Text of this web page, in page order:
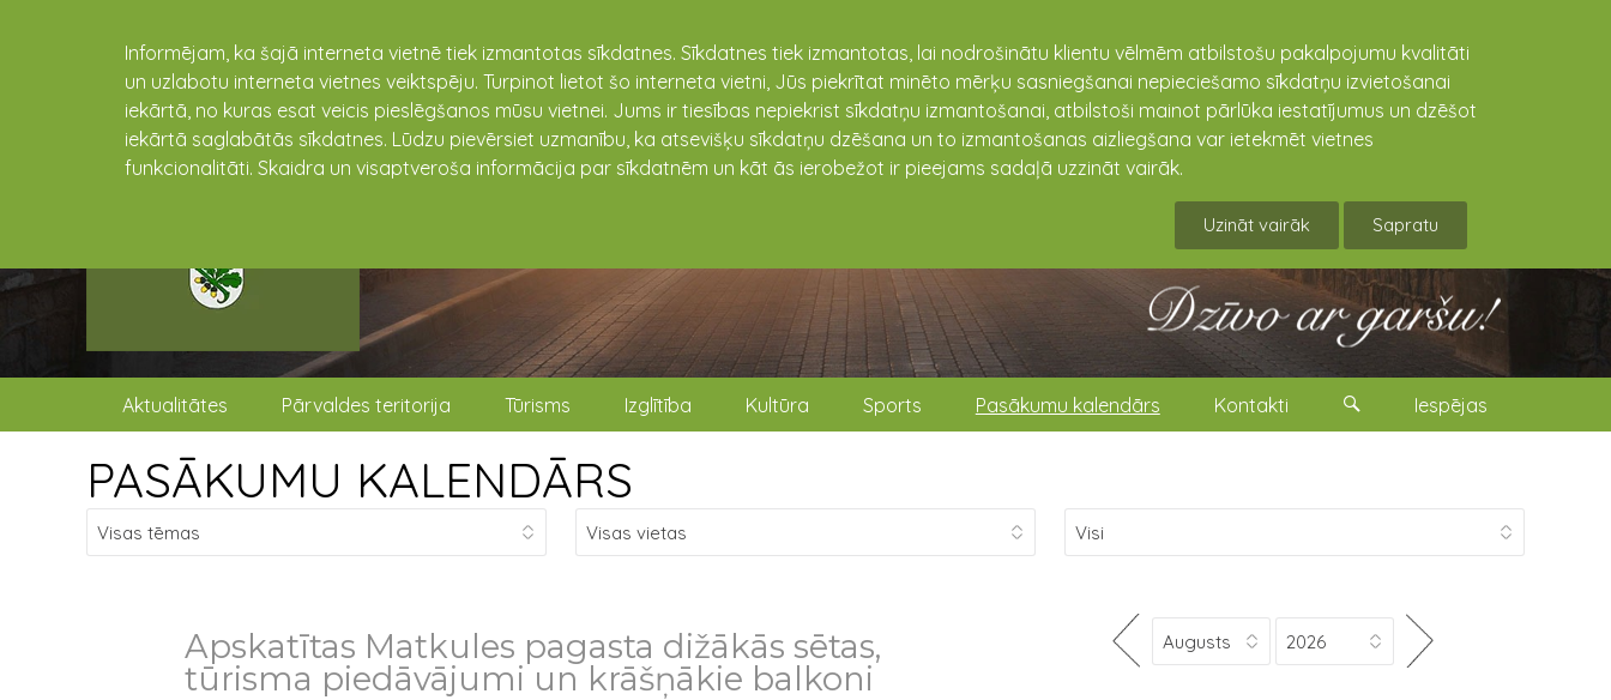
Informējam, ka šajā interneta vietnē tiek izmantotas sīkdatnes. Sīkdatnes tiek izmantotas, lai nodrošinātu klientu vēlmēm atbilstošu pakalpojumu kvalitāti
un uzlabotu interneta vietnes veiktspēju. Turpinot lietot šo interneta vietni, Jūs piekrītat minēto mērķu sasniegšanai nepieciešamo sīkdatņu izvietošanai
iekārtā, no kuras esat veicis pieslēgšanos mūsu vietnei. Jums ir tiesības nepiekrist sīkdatņu izmantošanai, atbilstoši mainot pārlūka iestatījumus un dzēšot
iekārtā saglabātās sīkdatnes. Lūdzu pievērsiet uzmanību, ka atsevišķu sīkdatņu dzēšana un to izmantošanas aizliegšana var ietekmēt vietnes
funkcionalitāti. Skaidra un visaptveroša informācija par sīkdatnēm un kāt ās ierobežot ir pieejams sadaļā uzzināt vairāk.
Uzināt vairāk Sapratu
Aktualitātes Pārvaldes teritorija Tūrisms Izglītība Kultūra Sports Pasākumu kalendārs Kontakti Iespējas
PASĀKUMU KALENDĀRS
Apskatītas Matkules pagasta dižākās sētas,
tūrisma piedāvājumi un krāšņākie balkoni